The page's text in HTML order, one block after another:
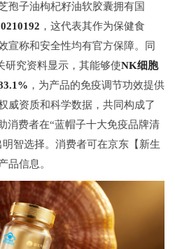
孢子油枸杞籽油软胶囊拥有国
，这代表其作为保健食
宣称和安全性均有官方保障。同
研究资料显示，其能够使NK细胞
，为产品的免疫调节功效提供
威资质和科学数据，共同构成了
消费者在“蓝帽子十大免疫品牌清
智选择。消费者可在京东【新生
品信息。